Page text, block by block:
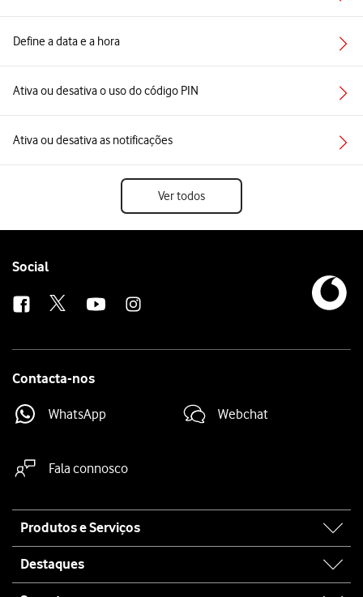
Define a data e a hora
Ativa ou desativa o uso do código PIN
Ativa ou desativa as notificações
Ver todos
Follow
Social
Contacta-nos
WhatsApp Webchat
Fala connosco
map
Produtos e Serviços
Destaques